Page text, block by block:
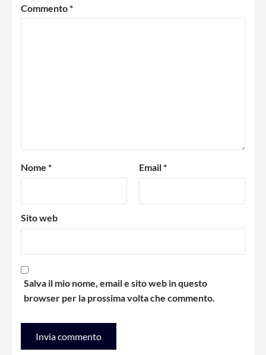
Commento*
Nome * Email*
Sito web
Salva il mio nome, email e sito web in questo
browser per la prossima volta che commento.